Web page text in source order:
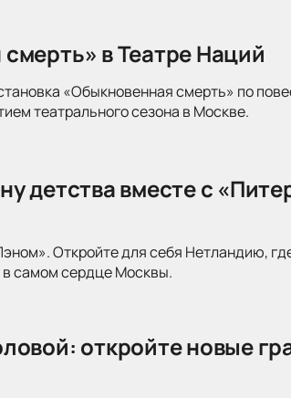
в Театре Наций
«Обыкновенная смерть» по
театрального сезона в Москве.
детства вместе с
Откройте для себя Нетландию,
в самом сердце Москвы.
откройте новые